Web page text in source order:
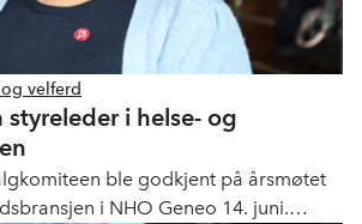
velferd
styreleder i helse- og
ble godkjent på årsmøtet
i NHO Geneo 14. juni.